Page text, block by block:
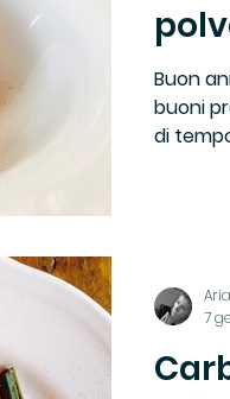
Recensioni
Ristoranti
Buon
buoni
di
7